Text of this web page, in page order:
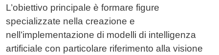
L’obiettivo principale è formare figure
specializzate nella creazione e
nell’implementazione di modelli di intelligenza
artificiale con particolare riferimento alla visione